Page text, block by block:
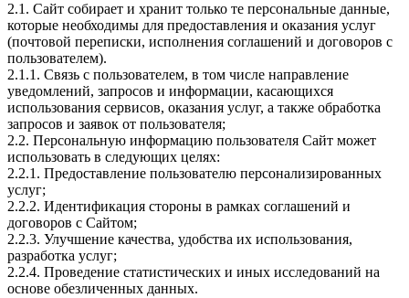
2.1. Сайт собирает и хранит только те персональные данные,
которые необходимы для предоставления и оказания услуг
(почтовой переписки, исполнения соглашений и договоров с
пользователем).
2.1.1. Связь с пользователем, в том числе направление
уведомлений, запросов и информации, касающихся
использования сервисов, оказания услуг, а также обработка
запросов и заявок от пользователя;
2.2. Персональную информацию пользователя Сайт может
использовать в следующих целях:
2.2.1. Предоставление пользователю персонализированных
услуг;
2.2.2. Идентификация стороны в рамках соглашений и
договоров с Сайтом;
2.2.3. Улучшение качества, удобства их использования,
разработка услуг;
2.2.4. Проведение статистических и иных исследований на
основе обезличенных данных.